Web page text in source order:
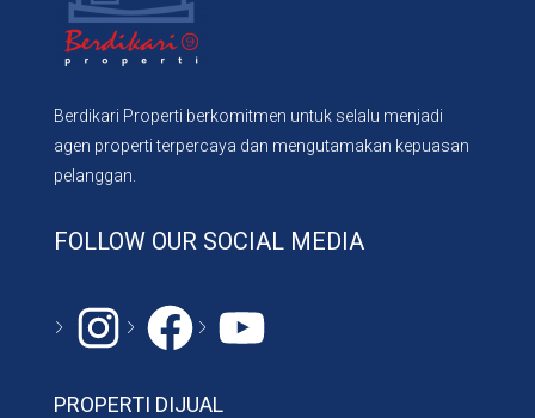
Berdikari Properti berkomitmen untuk selalu menjadi
agen properti terpercaya dan mengutamakan kepuasan
pelanggan.
FOLLOW OUR SOCIAL MEDIA
Instagram
# YouTube
PROPERTI DIJUAL